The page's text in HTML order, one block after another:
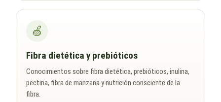
🍏
Fibra dietética y prebióticos
Conocimientos sobre fibra dietética, prebióticos, inulina,
pectina, fibra de manzana y nutrición consciente de la
fibra.